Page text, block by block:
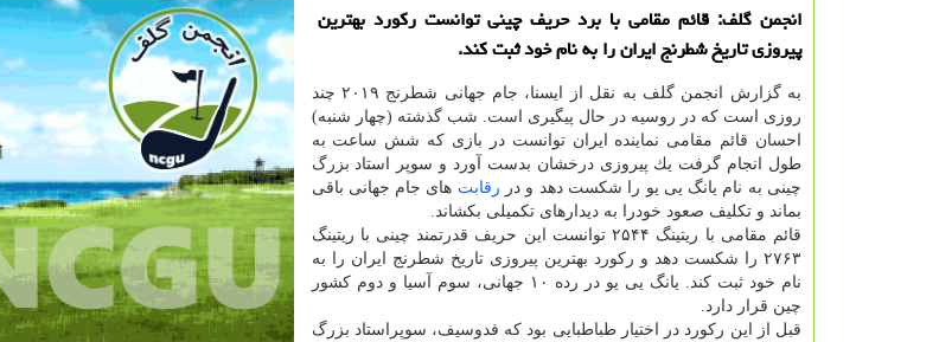
انجمن گلف: قائم مقامی با برد حریف چینی توانست ركورد بهترین
پیروزی تاریخ شطرنج ایران را به نام خود ثبت كند.
به گزارش انجمن گلف به نقل از ایسنا، جام جهانی شطرنج ۲۰۱۹ چند
روزی است كه در روسیه در حال پیگیری است. شب گذشته (چهار شنبه)
احسان قائم مقامی نماینده ایران توانست در بازی كه شش ساعت به
طول انجام گرفت یك پیروزی درخشان بدست آورد و سوپر استاد بزرگ
چینی به نام یانگ یی یو را شكست دهد و در رقابت های جام جهانی باقی
بماند و تكلیف صعود خودرا به دیدارهای تكمیلی بكشاند.
قائم مقامی با ریتینگ ۲۵۴۴ توانست این حریف قدرتمند چینی با ریتینگ
۲۷۶۳ را شكست دهد و ركورد بهترین پیروزی تاریخ شطرنج ایران را به
نام خود ثبت كند. یانگ یی یو در رده ۱۰ جهانی، سوم آسیا و دوم كشور
چین قرار دارد.
قبل از این ركورد در اختیار طباطبایی بود كه فدوسیف، سوپراستاد بزرگ